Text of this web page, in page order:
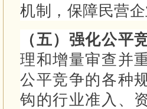
机制，保障民营
（五）强化公平
理和增量审查并
公平竞争的各种
钩的行业准入、